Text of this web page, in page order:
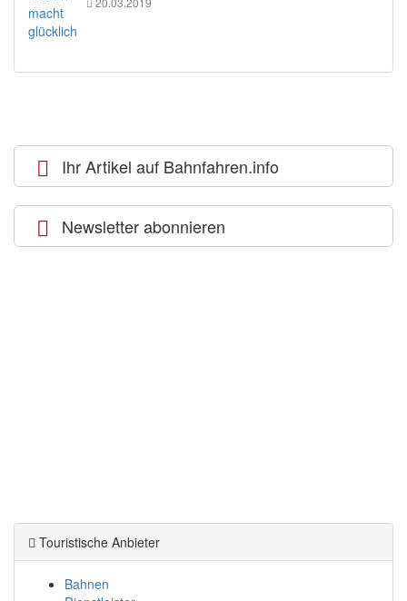
Ihr Artikel auf Bahnfahren.info
Newsletter abonnieren
Touristische Anbieter
Bahnen